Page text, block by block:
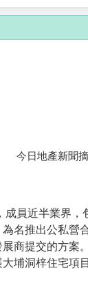
今日地產新聞
成員近半業界
名推出公私營
商提交的方
埔洞梓住宅項